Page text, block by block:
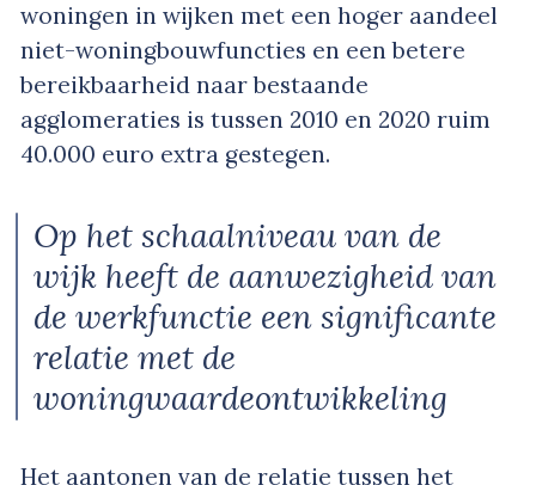
woningen in wijken met een hoger aandeel
niet-woningbouwfuncties en een betere
bereikbaarheid naar bestaande
agglomeraties is tussen 2010 en 2020 ruim
40.000 euro extra gestegen.
Op het schaalniveau van de
wijk heeft de aanwezigheid van
de werkfunctie een significante
relatie met de
woningwaardeontwikkeling
Het aantonen van de relatie tussen het